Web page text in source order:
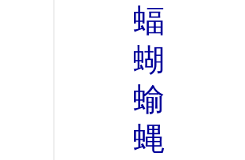
蝠
蝴
蝓
蝿